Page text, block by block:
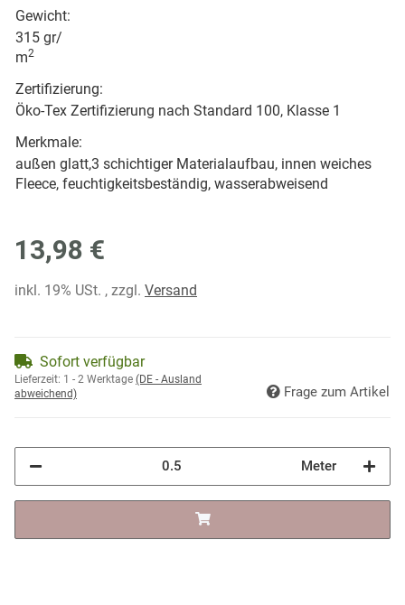
Gewicht:
315 gr/
m2
Zertifizierung:
Öko-Tex Zertifizierung nach Standard 100, Klasse 1
Merkmale:
außen glatt,3 schichtiger Materialaufbau, innen weiches
Fleece, feuchtigkeitsbeständig, wasserabweisend
13,98 €
inkl. 19% USt. , zzgl. Versand
Sofort verfügbar
Lieferzeit: 1 - 2 Werktage (DE - Ausland
abweichend)
Frage zum Artikel
Meter